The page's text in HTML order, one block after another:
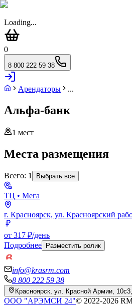
Loading...
0
8 800 222 59 38
Арендаторы ...
Альфа-банк
1 мест
Места размещения
Всего: 1 Выбрать все
ТЦ • Мега
г. Красноярск, ул. Красноярский
от 317 ₽/день
Подробнее Разместить ролик
info@krasrm.com
8 800 222 59 38
Красноярск, ул. Красной Армии,
ООО "АРЭМСИ 24"© 2022-2026